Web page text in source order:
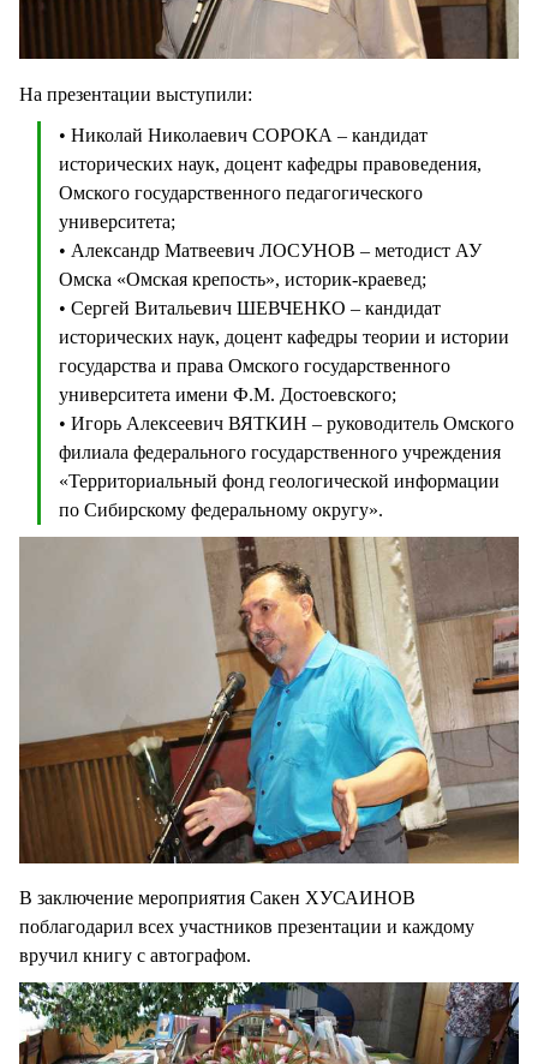
На презентации выступили:
• Николай Николаевич СОРОКА – кандидат
исторических наук, доцент кафедры правоведения,
Омского государственного педагогического
университета;
• Александр Матвеевич ЛОСУНОВ – методист АУ
Омска «Омская крепость», историк-краевед;
• Сергей Витальевич ШЕВЧЕНКО – кандидат
исторических наук, доцент кафедры теории и истории
государства и права Омского государственного
университета имени Ф.М. Достоевского;
• Игорь Алексеевич ВЯТКИН – руководитель Омского
филиала федерального государственного учреждения
«Территориальный фонд геологической информации
по Сибирскому федеральному округу».
В заключение мероприятия Сакен ХУСАИНОВ
поблагодарил всех участников презентации и каждому
вручил книгу с автографом.